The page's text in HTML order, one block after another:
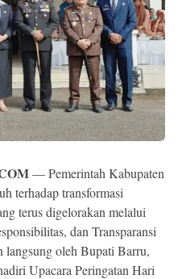
— Pemerintah Kabupaten
terhadap transformasi
terus digelorakan melalui
dan Transparansi
oleh Bupati Barru,
Upacara Peringatan Hari